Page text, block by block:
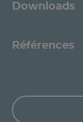
Downloads
Références